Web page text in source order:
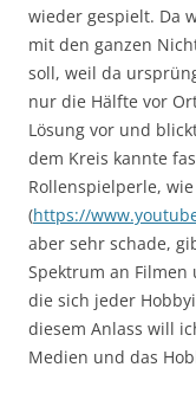
wieder gespielt. Da
mit den ganzen
soll, weil da
nur die Hälfte vor
Lösung vor und
dem Kreis kannte
Rollenspielperle, wie
(https://
aber sehr schade,
Spektrum an Filmen
die sich jeder
diesem Anlass will
Medien und das